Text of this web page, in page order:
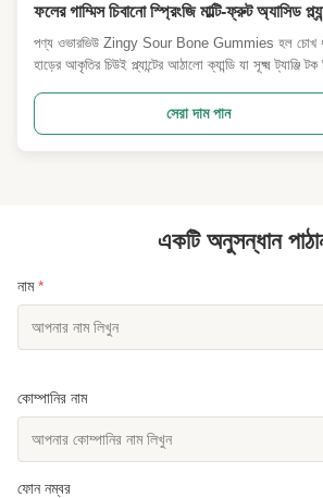
ফলের গাম্মিস চিবানো স্প্রিংজি মাল্টি-ফ্রুট অ্যাসিড প্ল্যান্ট
স্ন্যাকস বাচ্চাদের পার্টি উপহার সুপারমার্কেটের জন্য
সুবিধা দোকান আমদানিকারক
পণ্য ওভারভিউ Zingy Sour Bone Gummies হল চোখ
হাড়ের আকৃতির চিউই প্ল্যান্টের আঠালো ক্যান্ডি যা সূক্ষ্ম ট্যাঞ্জি টক
স্তরযুক্ত স্বাদ সরবরাহ করে: তীক্ষ্ণ সতেজ টক বাইরের ভূত্বক
মিষ্টি বসন্ত চিবানো ফলের কোর দ্বারা সু...
সেরা দাম পান
একটি অনুসন্ধান
নাম*
কোম্পানির নাম
ফোন নম্বর